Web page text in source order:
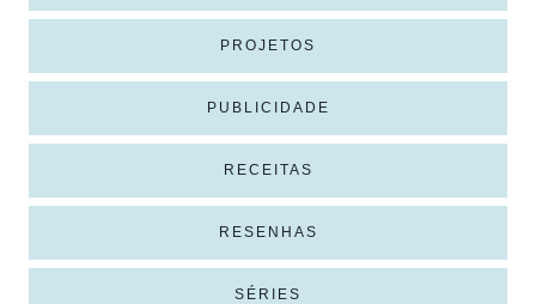
PROJETOS
PUBLICIDADE
RECEITAS
RESENHAS
SÉRIES